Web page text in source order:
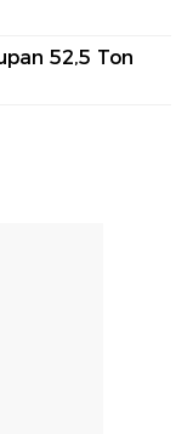
52,5 Ton